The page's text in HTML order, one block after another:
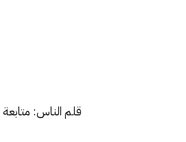
قلم الناس: متابعة